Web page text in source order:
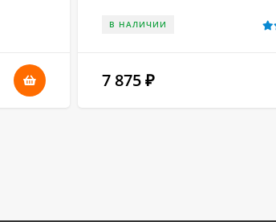
В НАЛИЧИИ
7 875₽